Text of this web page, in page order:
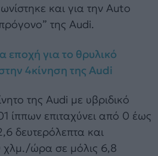
και για την Auto
της Audi.
εποχή για το θρυλικό
4κίνηση της Audi
της Audi με υβριδικό
ίππων επιταχύνει από 0 έως
δευτερόλεπτα και
χλμ./ώρα σε μόλις 6,8